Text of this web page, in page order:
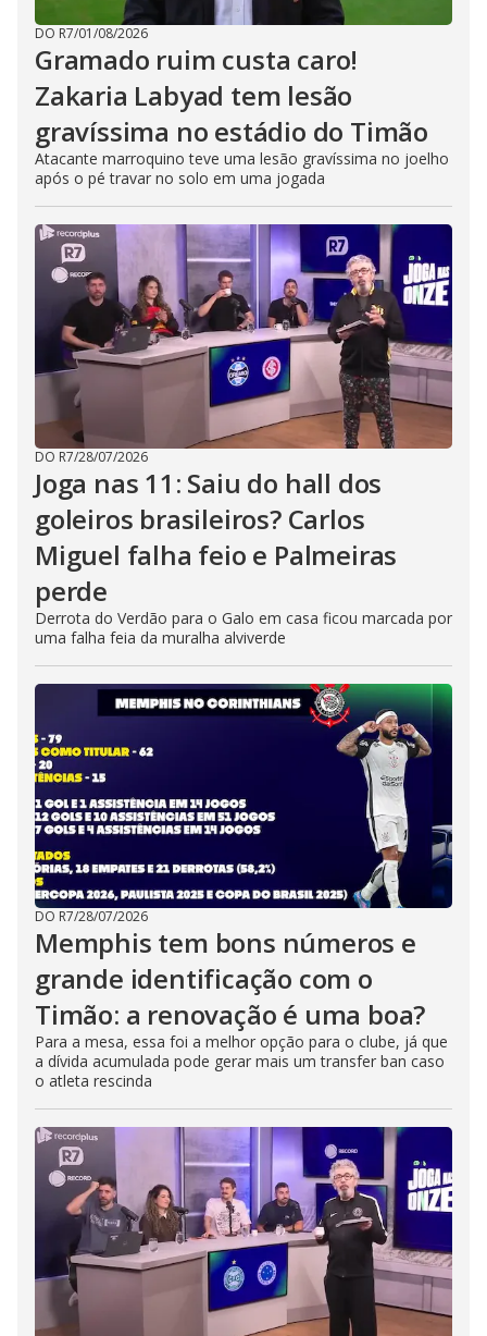
DO R7/01/08/2026
Gramado ruim custa caro!
Zakaria Labyad tem lesão
gravíssima no estádio do Timão
Atacante marroquino teve uma lesão gravíssima no joelho
após o pé travar no solo em uma jogada
DO R7/28/07/2026
Joga nas 11: Saiu do hall dos
goleiros brasileiros? Carlos
Miguel falha feio e Palmeiras
perde
Derrota do Verdão para o Galo em casa ficou marcada por
uma falha feia da muralha alviverde
DO R7/28/07/2026
Memphis tem bons números e
grande identificação com o
Timão: a renovação é uma boa?
Para a mesa, essa foi a melhor opção para o clube, já que
a dívida acumulada pode gerar mais um transfer ban caso
o atleta rescinda